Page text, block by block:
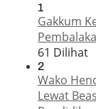
1
Gakkum
61 Dilihat
2
Wako
Lewat